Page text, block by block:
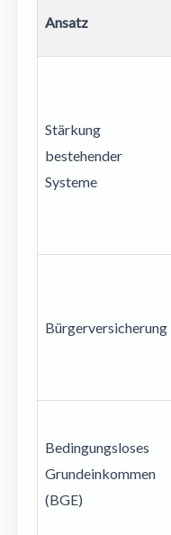
Ansatz
Stärkung
bestehender
Systeme
Bürgerversicherung
Bedingungsloses
Grundeinkommen
(BGE)